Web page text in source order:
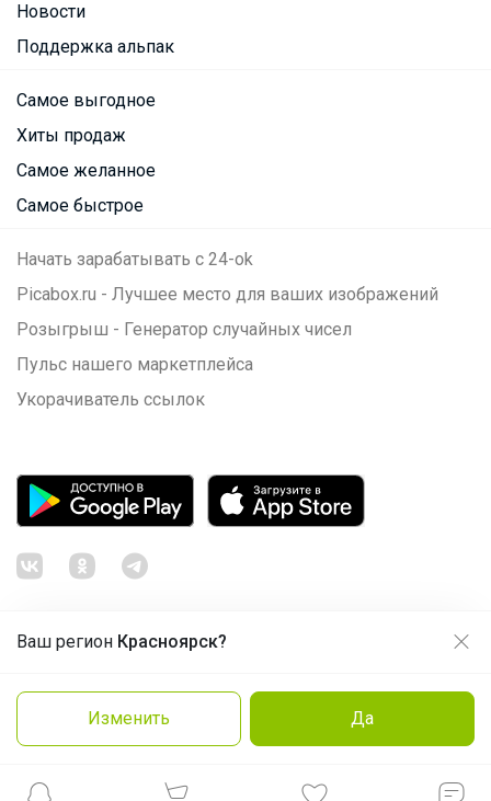
Ваш регион Красноярск?
Изменить Да
Новости
Поддержка альпак
Самое выгодное
Хиты продаж
Самое желанное
Самое быстрое
Начать зарабатывать с 24-ok
Picabox.ru - Лучшее место для ваших изображений
Розыгрыш - Генератор случайных чисел
Пульс нашего маркетплейса
Укорачиватель ссылок
Политика конфиденциальности
Cоглашение пользователя
Продолжая использовать этот сайт и нажимая кнопку
Принять